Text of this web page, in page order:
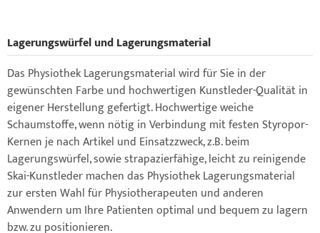
Lagerungswürfel und Lagerungsmaterial
Das Physiothek Lagerungsmaterial wird für Sie in der
gewünschten Farbe und hochwertigen Kunstleder-Qualität in
eigener Herstellung gefertigt. Hochwertige weiche
Schaumstoffe, wenn nötig in Verbindung mit festen Styropor-
Kernen je nach Artikel und Einsatzzweck, z.B. beim
Lagerungswürfel, sowie strapazierfähige, leicht zu reinigende
Skai-Kunstleder machen das Physiothek Lagerungsmaterial
zur ersten Wahl für Physiotherapeuten und anderen
Anwendern um Ihre Patienten optimal und bequem zu lagern
bzw. zu positionieren.